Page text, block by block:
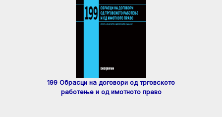
199 Обрасци на договори од трговското
работење и од имотното право